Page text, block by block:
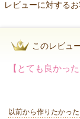
レビューに対する
このレビュ
【とても良かった
以前から作りたかっ